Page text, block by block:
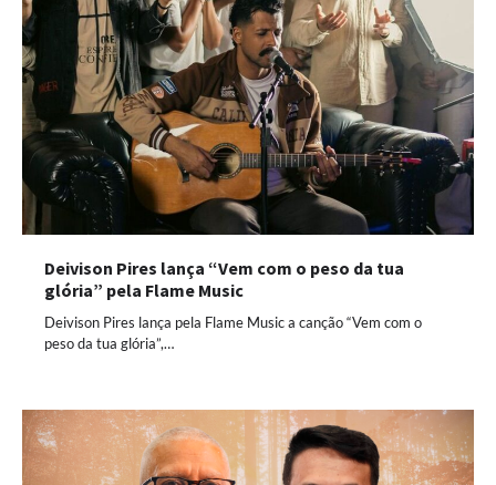
Deivison Pires lança “Vem com o peso da tua
glória” pela Flame Music
Deivison Pires lança pela Flame Music a canção “Vem com o
peso da tua glória”,…